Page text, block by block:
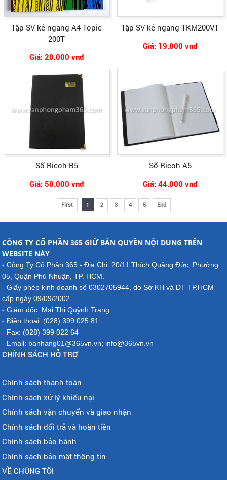
Tập SV kẻ ngang A4 Topic
200T
Giá: 20.000 vnđ
Tập SV kẻ ngang TKM200VT
Giá: 19.800 vnđ
Sổ Ricoh B5
Giá: 50.000 vnđ
Sổ Ricoh A5
Giá: 44.000 vnđ
First 1 2 3 4 5 End
CÔNG TY CỔ PHẦN 365 GIỮ BẢN QUYỀN NỘI DUNG TRÊN
WEBSITE NÀY
- Công Ty Cổ Phần 365 - Địa Chỉ: 20/11 Thích Quảng Đức, Phường
05, Quận Phú Nhuận, TP. HCM.
- Giấy phép kinh doanh số 0302705944, do Sở KH và ĐT TP.HCM
cấp ngày 09/09/2002
- Giám đốc: Mai Thị Quỳnh Trang
- Điện thoại: (028) 399 025 81
- Fax: (028) 399 022 64
- Email: banhang01@365vn.vn; info@365vn.vn
CHÍNH SÁCH HỖ TRỢ
Chính sách thanh toán
Chính sách xử lý khiếu nại
Chính sách vận chuyển và giao nhận
Chính sách đổi trả và hoàn tiền
Chính sách bảo hành
Chính sách bảo mật thông tin
VỀ CHÚNG TÔI